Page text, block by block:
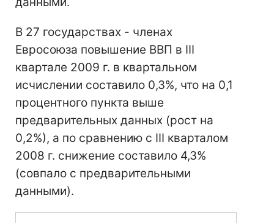
В 27 государствах - членах
Евросоюза повышение ВВП в III
квартале 2009 г. в квартальном
исчислении составило 0,3%, что на 0,1
процентного пункта выше
предварительных данных (рост на
0,2%), а по сравнению с III кварталом
2008 г. снижение составило 4,3%
(совпало с предварительными
данными).